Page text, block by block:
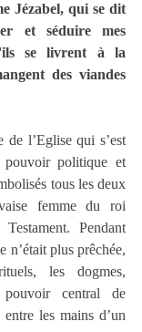
Jézabel, qui se dit
et séduire mes
se livrent à la
des viandes
de l’Eglise qui s’est
pouvoir politique et
tous les deux
femme du roi
Pendant
n’était plus prêchée,
les dogmes,
central de
les mains d’un